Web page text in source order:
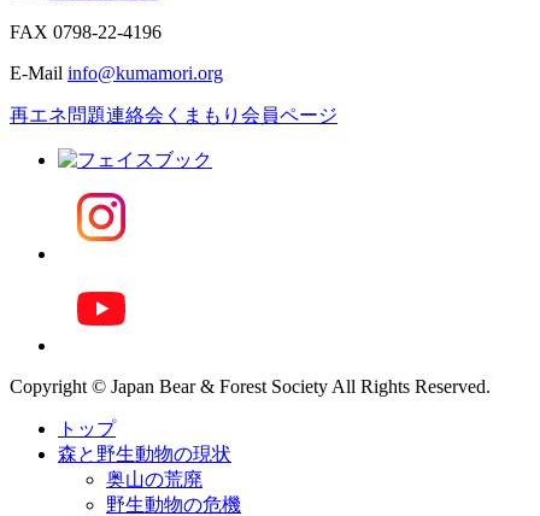
FAX 0798-22-4196
E-Mail info@kumamori.org
再エネ問題連絡会 くまもり会員ページ
Copyright © Japan Bear & Forest Society All Rights Reserved.
トップ
森と野生動物の現状
奥山の荒廃
野生動物の危機